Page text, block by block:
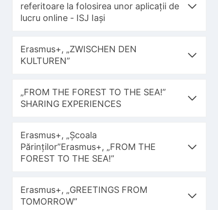
referitoare la folosirea unor aplicații de
lucru online - ISJ Iași
Erasmus+, „ZWISCHEN DEN
KULTUREN”
„FROM THE FOREST TO THE SEA!”
SHARING EXPERIENCES
Erasmus+, „Școala
Părinților”Erasmus+, „FROM THE
FOREST TO THE SEA!”
Erasmus+, „GREETINGS FROM
TOMORROW”